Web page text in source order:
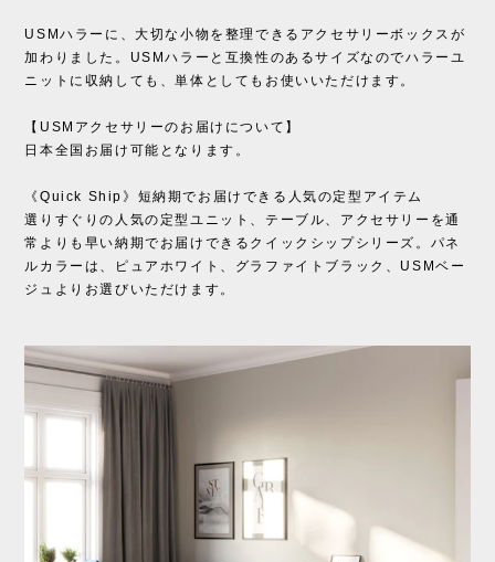
USMハラーに、大切な小物を整理できるアクセサリーボックスが
加わりました。USMハラーと互換性のあるサイズなのでハラーユ
ニットに収納しても、単体としてもお使いいただけます。
【USMアクセサリーのお届けについて】
日本全国お届け可能となります。
《Quick Ship》短納期でお届けできる人気の定型アイテム
選りすぐりの人気の定型ユニット、テーブル、アクセサリーを通
常よりも早い納期でお届けできるクイックシップシリーズ。パネ
ルカラーは、ピュアホワイト、グラファイトブラック、USMベー
ジュよりお選びいただけます。